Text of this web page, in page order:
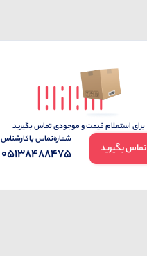
برای استعلام قیمت و موجودی تماس بگیرید
تماس بگیرید
شماره‌تماس‌ با‌کارشناس
05138488475